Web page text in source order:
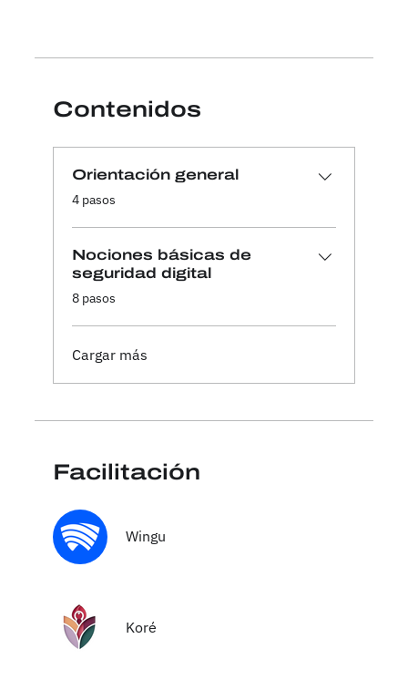
Contenidos
Orientación general
.
4 pasos
Nociones básicas de
seguridad digital
.
8 pasos
Cargar más
Facilitación
Wingu
Koré